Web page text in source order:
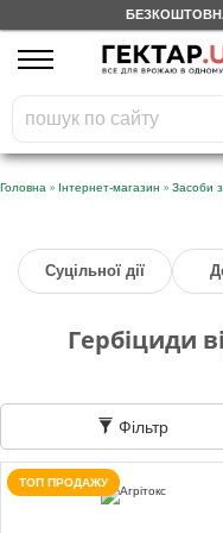
На вашому
бонусному рахунку
Безкоштовно по
Категорії
Щоденник
Доставка
Відгуки
Головна » Інтернет-магазин » Засоби
Суцільної дії
Гербіциди
Фільтр
ТОП ПРОДАЖУ